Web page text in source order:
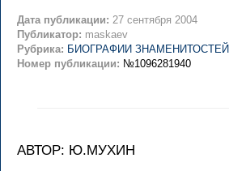
Дата публикации: 27 сентября 2004
Публикатор: maskaev
Рубрика: БИОГРАФИИ ЗНАМЕНИТОСТЕЙ
Номер публикации: №1096281940
АВТОР: Ю.МУХИН